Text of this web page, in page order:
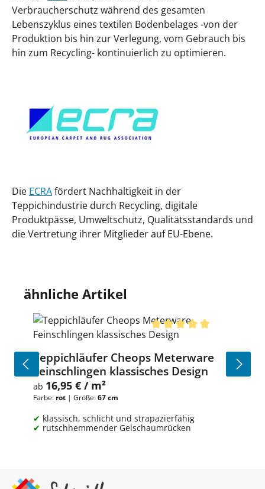
Verbraucherschutz während des gesamten
Lebenszyklus eines textilen Bodenbelages -von der
Produktion bis hin zur Verlegung, vom Gebrauch bis
hin zum Recycling- kontinuierlich zu optimieren.
Die ECRAfördert Nachhaltigkeit in der
Teppichindustrie durch Recycling, digitale
Produktpässe, Umweltschutz, Qualitätsstandards und
die Vertretung ihrer Mitglieder auf EU-Ebene.
Produktgalerie überspringen
ähnliche Artikel
Durchschnittliche
Teppichläufer Cheops Meterware
Feinschlingen klassisches Design
Regulärer Preis:
ab 16,95 € / m²
Farbe: rot | Größe:67 cm
klassisch, schlicht und strapazierfähig
rutschhemmender Gelschaumrücken